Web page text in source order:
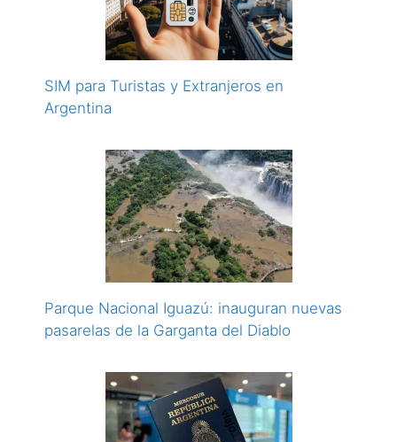
SIM para Turistas y Extranjeros en
Argentina
Parque Nacional Iguazú: inauguran nuevas
pasarelas de la Garganta del Diablo